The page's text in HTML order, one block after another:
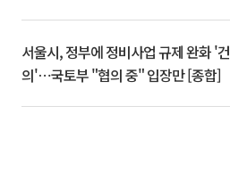
서울시, 정부에 정비사업 규제 완화 '건
의'⋯국토부 "협의 중" 입장만 [종합]